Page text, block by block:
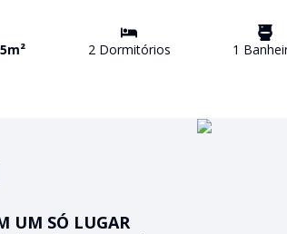
m² 2Dormitórios 1
UM SÓ LUGAR